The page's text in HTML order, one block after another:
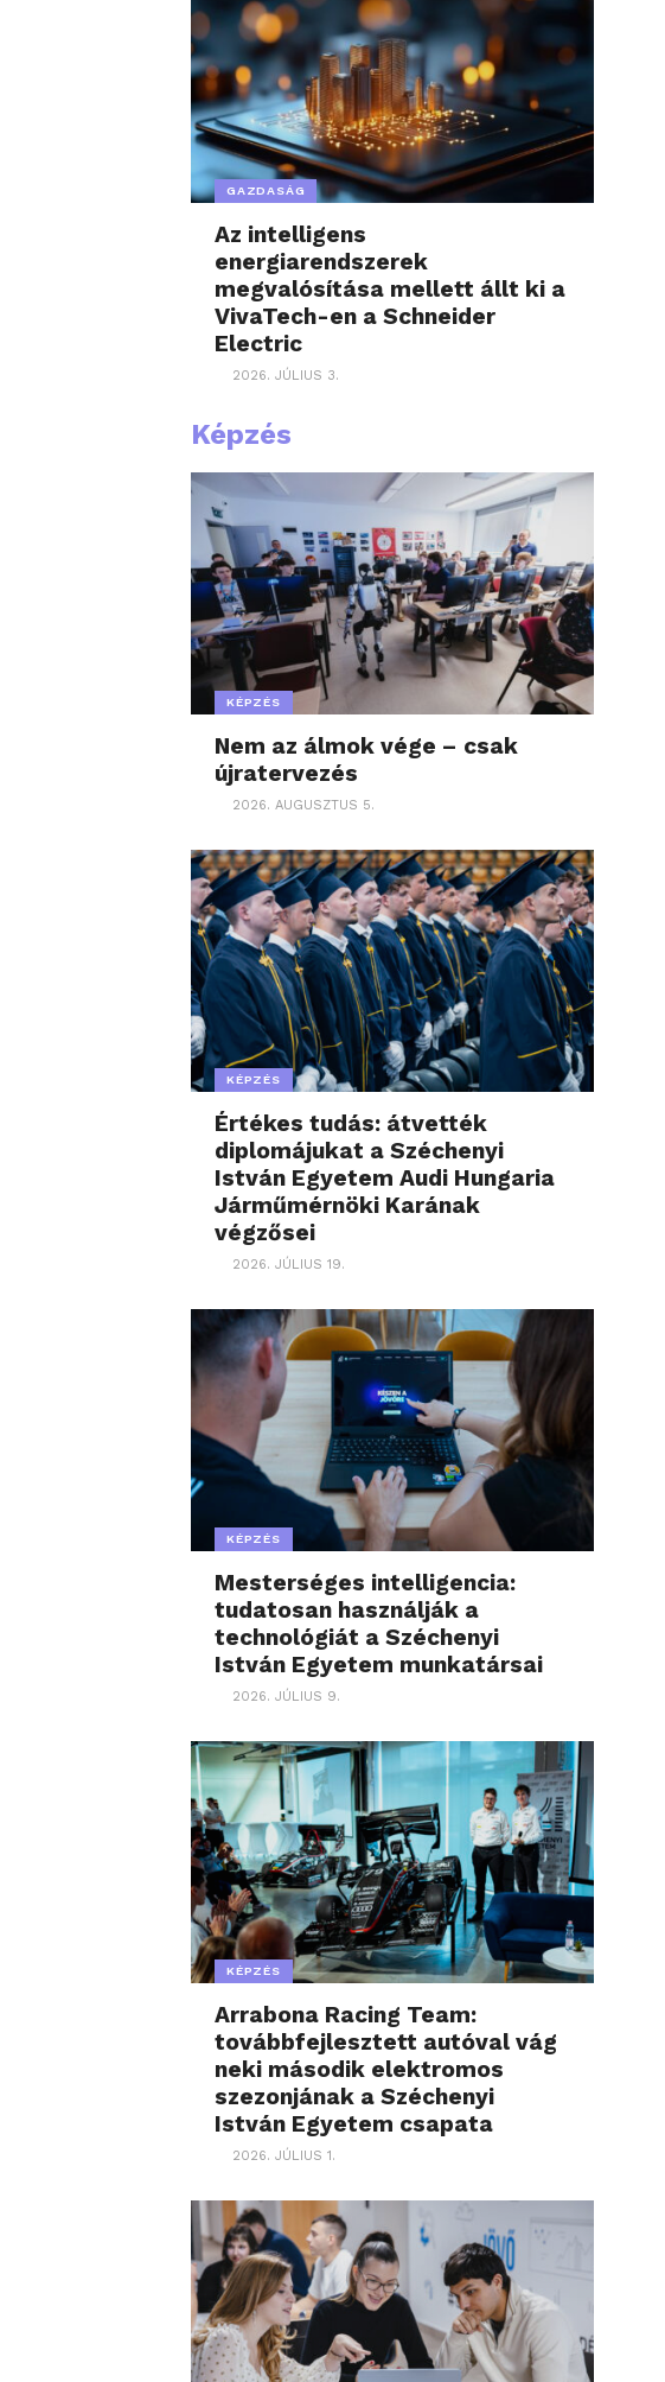
GAZDASÁG
Az intelligens
energiarendszerek
megvalósítása mellett állt ki a
VivaTech-en a Schneider
Electric
2026. JÚLIUS 3.
Képzés
KÉPZÉS
Nem az álmok vége – csak
újratervezés
2026. AUGUSZTUS 5.
KÉPZÉS
Értékes tudás: átvették
diplomájukat a Széchenyi
István Egyetem Audi Hungaria
Járműmérnöki Karának
végzősei
2026. JÚLIUS 19.
KÉPZÉS
Mesterséges intelligencia:
tudatosan használják a
technológiát a Széchenyi
István Egyetem munkatársai
2026. JÚLIUS 9.
KÉPZÉS
Arrabona Racing Team:
továbbfejlesztett autóval vág
neki második elektromos
szezonjának a Széchenyi
István Egyetem csapata
2026. JÚLIUS 1.